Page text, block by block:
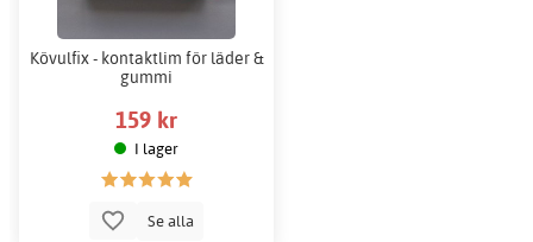
Kövulfix - kontaktlim för läder &
gummi
159 kr
I lager
Se alla